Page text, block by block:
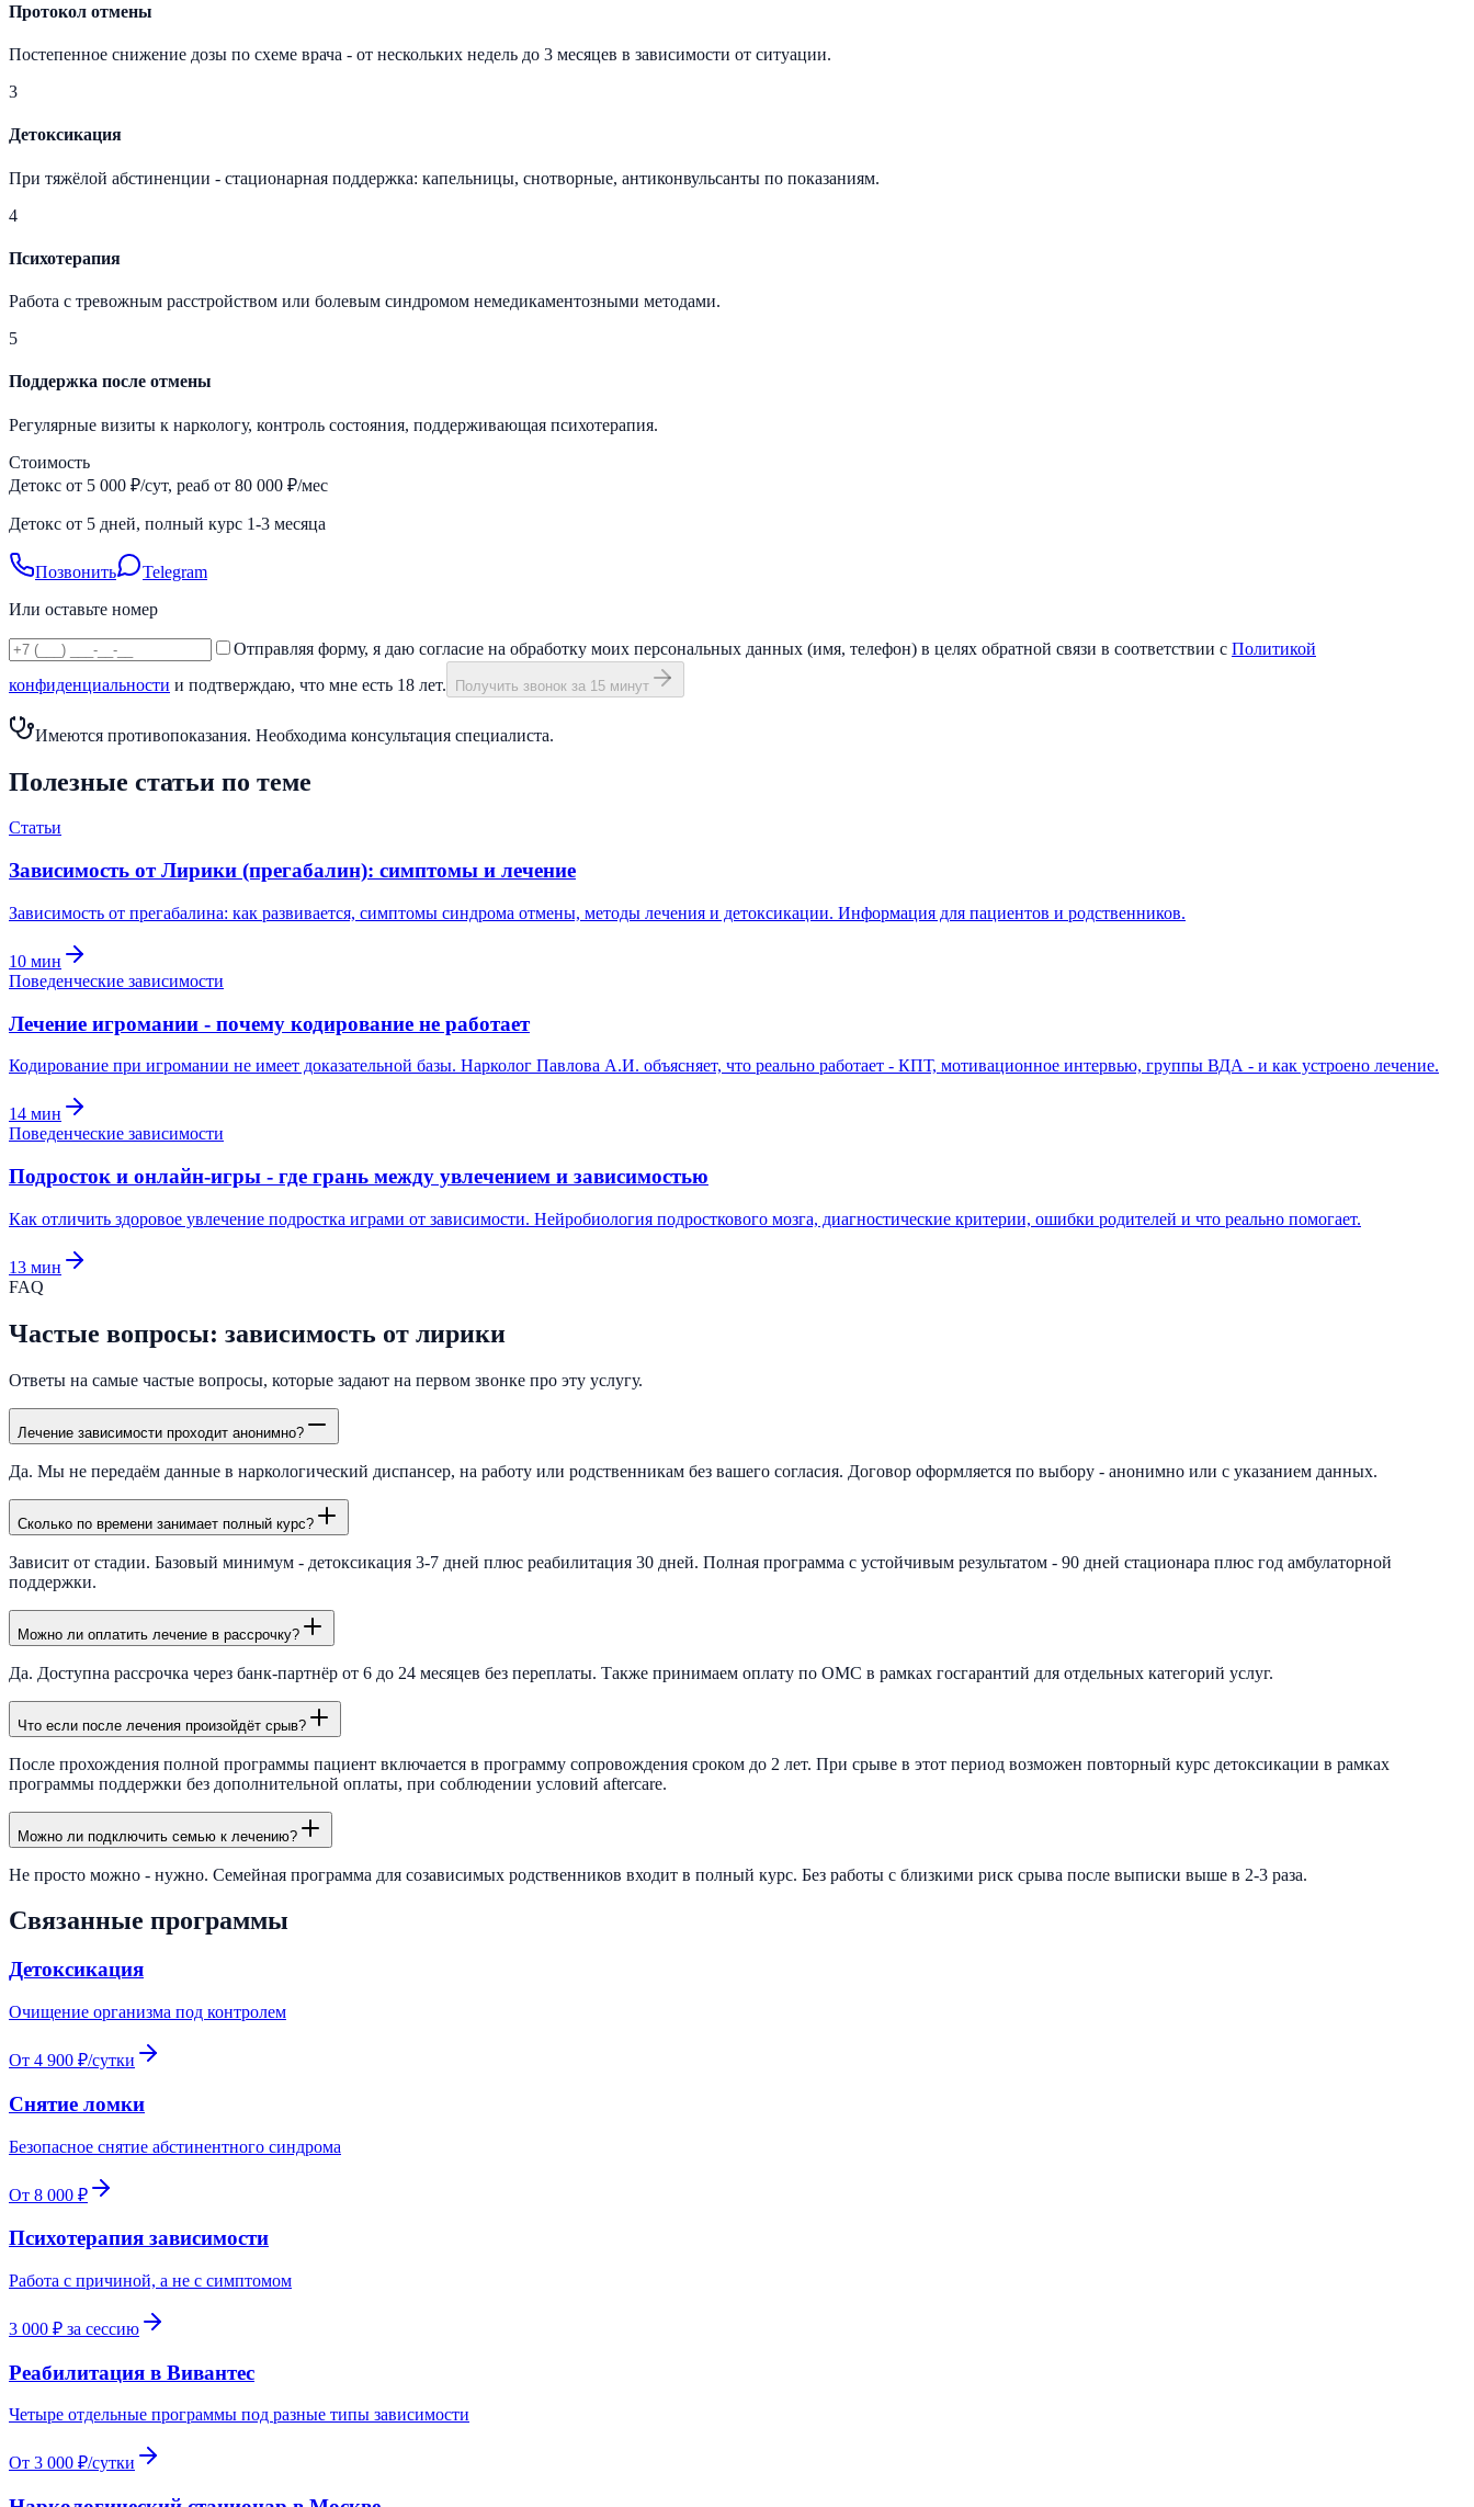
Протокол отмены
Постепенное снижение дозы по схеме врача - от нескольких недель до 3 месяцев в зависимости от ситуации.
3
Детоксикация
При тяжёлой абстиненции - стационарная поддержка: капельницы, снотворные, антиконвульсанты по показаниям.
4
Психотерапия
Работа с тревожным расстройством или болевым синдромом немедикаментозными методами.
5
Поддержка после отмены
Регулярные визиты к наркологу, контроль состояния, поддерживающая психотерапия.
Стоимость
Детокс от 5 000 ₽/сут, реаб от 80 000 ₽/мес
Детокс от 5 дней, полный курс 1-3 месяца
Позвонить
Telegram
Или оставьте номер
Отправляя форму, я даю согласие на обработку моих персональных данных (имя, телефон) в целях обратной связи в соответствии с Политикой
конфиденциальности и подтверждаю, что мне есть 18 лет. Получить звонок за 15 минут
Имеются противопоказания. Необходима консультация специалиста.
Полезные статьи по теме
Статьи
Зависимость от Лирики (прегабалин): симптомы и лечение
Зависимость от прегабалина: как развивается, симптомы синдрома отмены, методы лечения и детоксикации. Информация для пациентов и родственников.
10 мин
Поведенческие зависимости
Лечение игромании - почему кодирование не работает
Кодирование при игромании не имеет доказательной базы. Нарколог Павлова А.И. объясняет, что реально работает - КПТ, мотивационное интервью, группы ВДА - и как устроено лечение.
14 мин
Поведенческие зависимости
Подросток и онлайн-игры - где грань между увлечением и зависимостью
Как отличить здоровое увлечение подростка играми от зависимости. Нейробиология подросткового мозга, диагностические критерии, ошибки родителей и что реально помогает.
13 мин
FAQ
Частые вопросы: зависимость от лирики
Ответы на самые частые вопросы, которые задают на первом звонке про эту услугу.
Лечение зависимости проходит анонимно?
Да. Мы не передаём данные в наркологический диспансер, на работу или родственникам без вашего согласия. Договор оформляется по выбору - анонимно или с указанием данных.
Сколько по времени занимает полный курс?
Зависит от стадии. Базовый минимум - детоксикация 3-7 дней плюс реабилитация 30 дней. Полная программа с устойчивым результатом - 90 дней стационара плюс год амбулаторной
поддержки.
Можно ли оплатить лечение в рассрочку?
Да. Доступна рассрочка через банк-партнёр от 6 до 24 месяцев без переплаты. Также принимаем оплату по ОМС в рамках госгарантий для отдельных категорий услуг.
Что если после лечения произойдёт срыв?
После прохождения полной программы пациент включается в программу сопровождения сроком до 2 лет. При срыве в этот период возможен повторный курс детоксикации в рамках
программы поддержки без дополнительной оплаты, при соблюдении условий аftercare.
Можно ли подключить семью к лечению?
Не просто можно - нужно. Семейная программа для созависимых родственников входит в полный курс. Без работы с близкими риск срыва после выписки выше в 2-3 раза.
Связанные программы
Детоксикация
Очищение организма под контролем
От 4 900 ₽/сутки
Снятие ломки
Безопасное снятие абстинентного синдрома
От 8 000 ₽
Психотерапия зависимости
Работа с причиной, а не с симптомом
3 000 ₽ за сессию
Реабилитация в Вивантес
Четыре отдельные программы под разные типы зависимости
От 3 000 ₽/сутки